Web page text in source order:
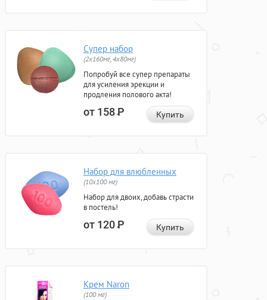
Супер набор
(2х160мг, 4х80мг)
Попробуй все супер препараты
для усиления эрекции и
продления полового акта!
от 158Р Купить
Набор для влюбленных
(10х100 мг)
Набор для двоих, добавь страсти
в постель!
от 120Р Купить
Крем Naron
(100 мг)